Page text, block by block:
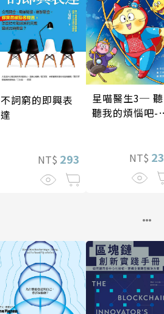
不詞窮的即興表
達
NT$ 293
星喵醫生3─ 聽
聽我的煩惱吧-
NT$